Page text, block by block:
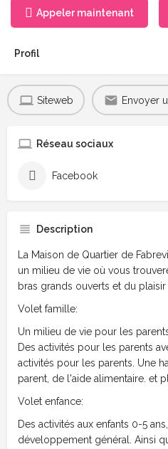
Appeler maintenant
Profil
Siteweb Envoyer
Réseau sociaux
Facebook
Description
La Maison de Quartier de
un milieu de vie où vous
bras grands ouverts et du plaisir
Volet famille:
Un milieu de vie pour les
Des activités pour les parents
activités pour les parents. Une
parent, de l'aide alimentaire. et
Volet enfance:
Des activités aux enfants 0-5
développement général. Ainsi